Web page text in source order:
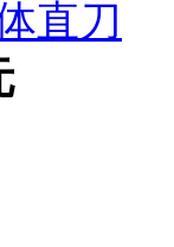
直刀